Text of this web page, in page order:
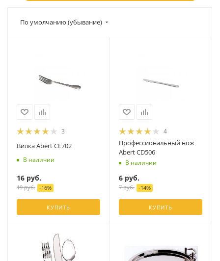
По умолчанию (убывание)
3
Вилка Abert CE702
В наличии
16 руб.
19руб. -16%
КУПИТЬ
4
Профессиональный нож
Abert CD506
В наличии
6 руб.
7руб. -14%
КУПИТЬ